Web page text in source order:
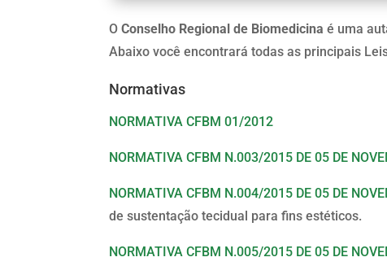
OConselho Regional de Biomedicina é uma
Abaixo você encontrará todas as principais
Normativas
NORMATIVA CFBM 01/2012
NORMATIVA CFBM N.003/2015 DE 05 DE
NORMATIVA CFBM N.004/2015 DE 05 DE
de sustentação tecidual para fins estéticos.
NORMATIVA CFBM N.005/2015 DE 05 DE